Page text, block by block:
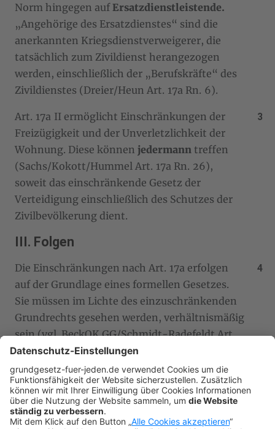
Norm hingegen aufErsatzdienstleistende.
„Angehörige des Ersatzdienstes“ sind die
anerkannten Kriegsdienstverweigerer, die
tatsächlich zum Zivildienst herangezogen
werden, einschließlich der „Berufskräfte“ des
Zivildienstes (Dreier/Heun Art. 17a Rn. 6).
Art. 17a II ermöglicht Einschränkungen der
Freizügigkeit und der Unverletzlichkeit der
Wohnung. Diese können jedermann treffen
(Sachs/Kokott/Hummel Art. 17a Rn. 26),
soweit das einschränkende Gesetz der
Verteidigung einschließlich des Schutzes der
Zivilbevölkerung dient.
III. Folgen
Die Einschränkungen nach Art. 17a erfolgen
auf der Grundlage eines formellen Gesetzes.
Sie müssen im Lichte des einzuschränkenden
Grundrechts gesehen werden, verhältnismäßig
sein (vgl. BeckOK GG/Schmidt-Radefeldt Art.
17a Rn. 4; vgl. allg.Vor Art. 1 Rn. 60
Wesensgehaltsgarantie des Art. 19 II beachten.
Umstr. ist, ob das in Art. 19 I verankerte
Zitiergebotzu berücksichtigen ist (vgl. hierzu
Sachs/Kokott/Hummel Art. 17a Rn. 12 f.). Es gilt